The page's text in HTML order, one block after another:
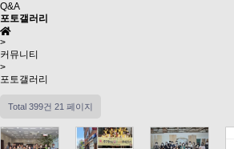
Q&A
포토갤러리
>
커뮤니티
>
포토갤러리
Total 399건 21 페이지